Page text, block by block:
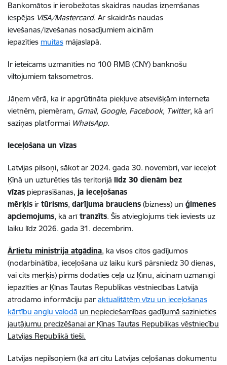
Bankomātos ir ierobežotas skaidras naudas izņemšanas
iespējas VISA/Mastercard. Ar skaidrās naudas
ievešanas/izvešanas nosacījumiem aicinām
iepazīties muitas mājaslapā.
Ir ieteicams uzmanīties no 100 RMB (CNY) banknošu
viltojumiem taksometros.
Jāņem vērā, ka ir apgrūtināta piekļuve atsevišķām interneta
vietnēm, piemēram, Gmail, Google, Facebook, Twitter, kā arī
saziņas platformai WhatsApp.
Ieceļošana un vīzas
Latvijas pilsoņi, sākot ar 2024. gada 30. novembri, var ieceļot
Ķīnā un uzturēties tās teritorijā līdz 30 dienām bez
vīzas pieprasīšanas, ja ieceļošanas
mērķis ir tūrisms, darījuma brauciens (bizness) un ģimenes
apciemojums, kā arītranzīts. Šis atvieglojums tiek ieviests uz
laiku līdz 2026. gada 31. decembrim.
Ārlietu ministrija atgādina, ka visos citos gadījumos
(nodarbinātība, ieceļošana uz laiku kurš pārsniedz 30 dienas,
vai cits mērķis) pirms dodaties ceļā uz Ķīnu, aicinām uzmanīgi
iepazīties ar Ķīnas Tautas Republikas vēstniecības Latvijā
atrodamo informāciju par aktualitātēm vīzu un ieceļošanas
kārtību angļu valodā un nepieciešamības gadījumā sazinieties
jautājumu precizēšanai ar Ķīnas Tautas Republikas vēstniecību
Latvijas Republikā tieši.
Latvijas nepilsoņiem (kā arī citu Latvijas ceļošanas dokumentu